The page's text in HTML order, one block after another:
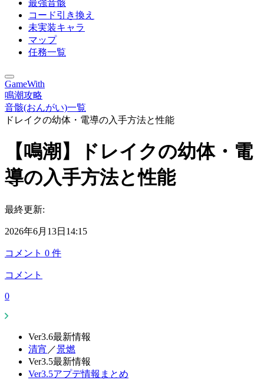
最強音骸
コード引き換え
未実装キャラ
マップ
任務一覧
GameWith
鳴潮攻略
音骸(おんがい)一覧
ドレイクの幼体・電導の入手方法と性能
【鳴潮】ドレイクの幼体・電
導の入手方法と性能
最終更新:
2026年6月13日14:15
コメント 0 件
コメント
0
Ver3.6最新情報
清宵 ／景燃
Ver3.5最新情報
Ver3.5アプデ情報まとめ